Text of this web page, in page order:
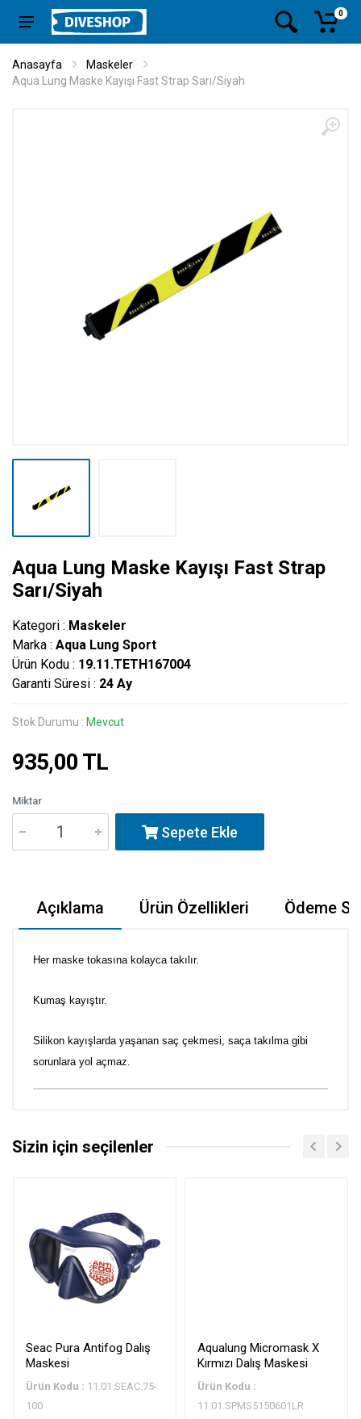
0
Anasayfa
Maskeler
Aqua Lung Maske Kayışı Fast Strap Sarı/Siyah
Aqua Lung Maske Kayışı Fast Strap
Sarı/Siyah
Kategori : Maskeler
Marka : Aqua Lung Sport
Ürün Kodu : 19.11.TETH167004
Garanti Süresi : 24 Ay
Stok Durumu : Mevcut
935,00 TL
Miktar
Sepete Ekle
Açıklama Ürün Özellikleri Ödeme
Her maske tokasına kolayca takılır.
Kumaş kayıştır.
Silikon kayışlarda yaşanan saç çekmesi, saça takılma gibi
sorunlara yol açmaz.
Sizin için seçilenler
Seac Pura Antifog Dalış
Maskesi
Ürün Kodu : 11.01.SEAC.75-
100
Aqualung Micromask X
Kırmızı Dalış Maskesi
Ürün Kodu :
11.01.SPMS5150601LR